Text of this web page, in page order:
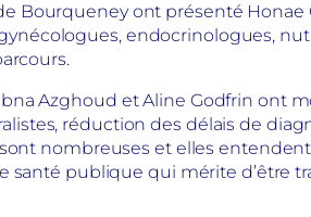
Bourqueney ont présenté
endocrinologues,
Azghoud et Aline Godfrin ont
réduction des délais de
nombreuses et elles
santé publique qui mérite d’être